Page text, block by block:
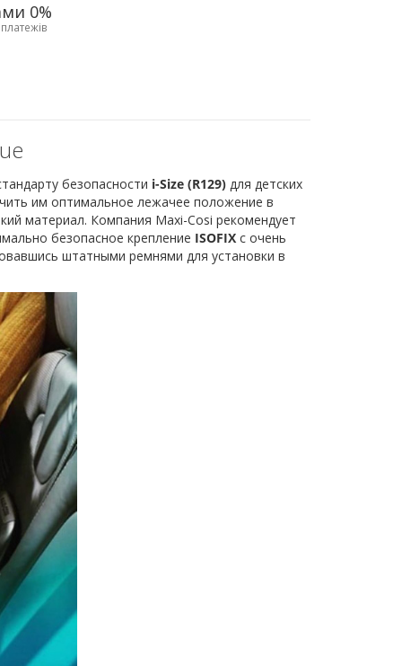
0%
безопасности i-Size (R129) для детских
им оптимальное лежачее положение в
материал. Компания Maxi-Cosi рекомендует
безопасное крепление ISOFIX с очень
штатными ремнями для установки в